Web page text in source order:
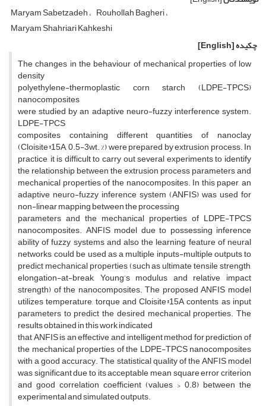
Maryam Sabetzadeh Rouhollah Bagheri
Maryam Shahriari Kahkeshi
چکیده[English]
The changes in the behaviour of mechanical properties of low
density
polyethylene-thermoplastic corn starch (LDPE-TPCS)
nanocomposites
were studied by an adaptive neuro-fuzzy interference system.
LDPE-TPCS
composites containing different quantities of nanoclay
(Cloisite®15A, 0.5-3wt. %) were prepared by extrusion process. In
practice, it is difficult to carry out several experiments to identify
the relationship between the extrusion process parameters and
mechanical properties of the nanocomposites. In this paper, an
adaptive neuro-fuzzy inference system (ANFIS) was used for
non-linear mapping between the processing
parameters and the mechanical properties of LDPE-TPCS
nanocomposites. ANFIS model due to possessing inference
ability of fuzzy systems and also the learning feature of neural
networks, could be used as a multiple inputs-multiple outputs to
predict mechanical properties (such as ultimate tensile strength,
elongation-at-break, Young’s modulus and relative impact
strength) of the nanocomposites. The proposed ANFIS model
utilizes temperature, torque and Cloisite®15A contents as input
parameters to predict the desired mechanical properties. The
results obtained in this work indicated
that ANFIS is an effective and intelligent method for prediction of
the mechanical properties of the LDPE-TPCS nanocomposites
with a good accuracy. The statistical quality of the ANFIS model
was significant due to its acceptable mean square error criterion
and good correlation coefficient (values > 0.8) between the
experimental and simulated outputs.